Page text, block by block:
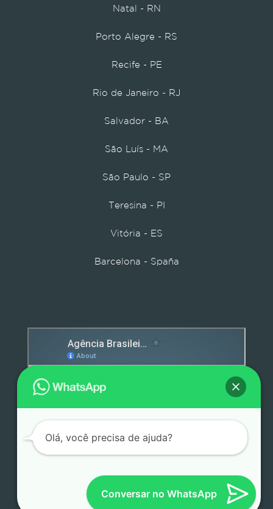
Natal - RN
Porto Alegre - RS
Recife - PE
Rio de Janeiro - RJ
Salvador - BA
São Luís - MA
São Paulo - SP
Teresina - PI
Vitória - ES
Barcelona - Spaña
Conversar no WhatsApp
Olá, você precisa de ajuda?